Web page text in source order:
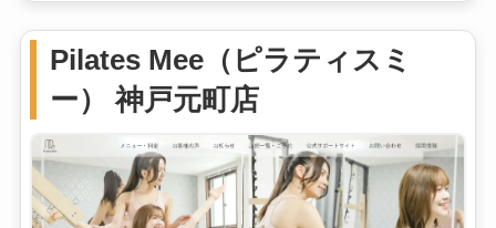
Pilates Mee（ピラティスミ
ー） 神戸元町店